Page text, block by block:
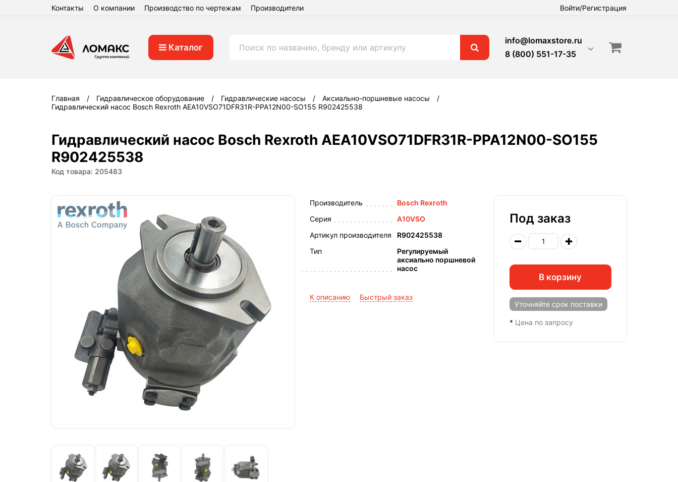
Контакты О компании Производство по чертежам Производители Войти/Регистрация
Каталог
info@lomaxstore.ru
8 (800) 551-17-35
Главная Гидравлическое оборудование Гидравлические насосы
Аксиально-поршневые насосы
Гидравлический насос Bosch Rexroth AEA10VSO71DFR31R-PPA12N00-SO155 R902425538
Гидравлический насос Bosch Rexroth AEA10VSO71DFR31R-PPA12N00-SO155
R902425538
Код товара: 205483
Производитель
Bosch Rexroth
Серия
A10VSO
Артикул производителя
R902425538
Тип
Регулируемый
аксиально поршневой
насос
К описанию Быстрый заказ
Под заказ
В корзину
Уточняйте срок поставки
* Цена по запросу